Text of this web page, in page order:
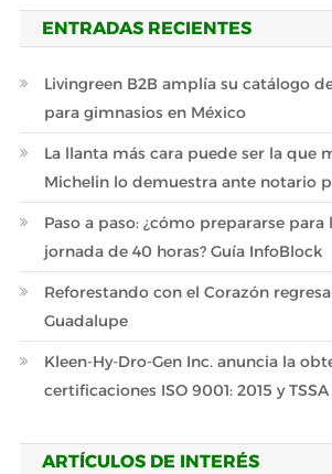
ENTRADAS RECIENTES
Livingreen B2B amplía su catálogo
para gimnasios en México
La llanta más cara puede ser la que
Michelin lo demuestra ante notario
Paso a paso: ¿cómo prepararse
jornada de 40 horas? Guía InfoBlock
Reforestando con el Corazón
Guadalupe
Kleen-Hy-Dro-Gen Inc. anuncia la
certificaciones ISO 9001: 2015 y TSSA
ARTÍCULOS DE INTERÉS